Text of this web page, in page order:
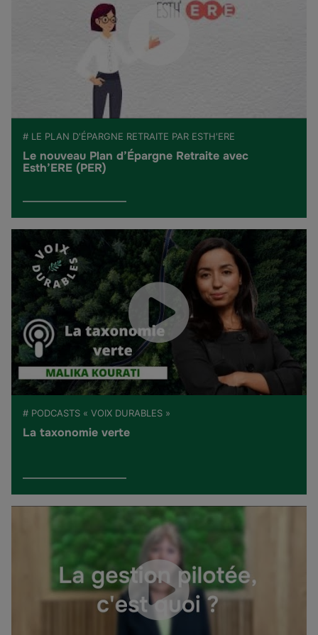
# LE PLAN D'ÉPARGNE RETRAITE PAR ESTH'ERE
Le nouveau Plan d’Épargne Retraite avec
Esth’ERE (PER)
# PODCASTS « VOIX DURABLES »
La taxonomie verte